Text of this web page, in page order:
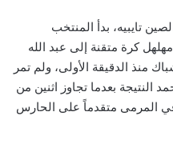
تايبيه، بدأ المنتخب
كرة متقنة إلى عبد الله
منذ الدقيقة الأولى، ولم تمر
بعدما تجاوز اثنين من
في المرمى متقدماً على الحارس